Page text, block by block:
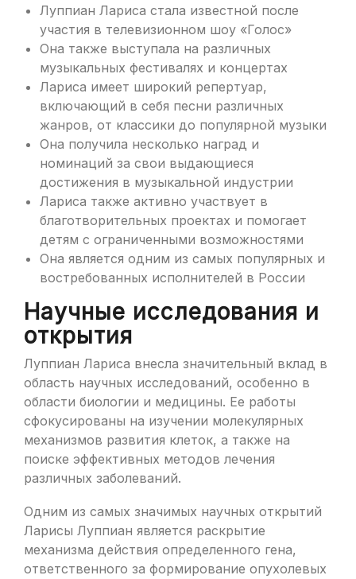
Луппиан Лариса стала известной после
участия в телевизионном шоу «Голос»
Она также выступала на различных
музыкальных фестивалях и концертах
Лариса имеет широкий репертуар,
включающий в себя песни различных
жанров, от классики до популярной музыки
Она получила несколько наград и
номинаций за свои выдающиеся
достижения в музыкальной индустрии
Лариса также активно участвует в
благотворительных проектах и помогает
детям с ограниченными возможностями
Она является одним из самых популярных и
востребованных исполнителей в России
Научные исследования и
открытия
Луппиан Лариса внесла значительный вклад в
область научных исследований, особенно в
области биологии и медицины. Ее работы
сфокусированы на изучении молекулярных
механизмов развития клеток, а также на
поиске эффективных методов лечения
различных заболеваний.
Одним из самых значимых научных открытий
Ларисы Луппиан является раскрытие
механизма действия определенного гена,
ответственного за формирование опухолевых